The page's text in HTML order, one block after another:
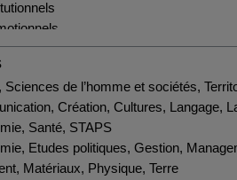
Sciences de l’homme et sociétés,
Création, Cultures, Langage,
Santé, STAPS
Etudes politiques, Gestion,
Matériaux, Physique, Terre